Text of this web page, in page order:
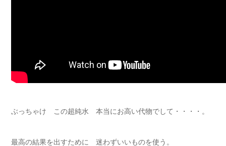
ぶっちゃけ この超純水 本当にお高い代物でして・・・・。
最高の結果を出すために 迷わずいいものを使う。